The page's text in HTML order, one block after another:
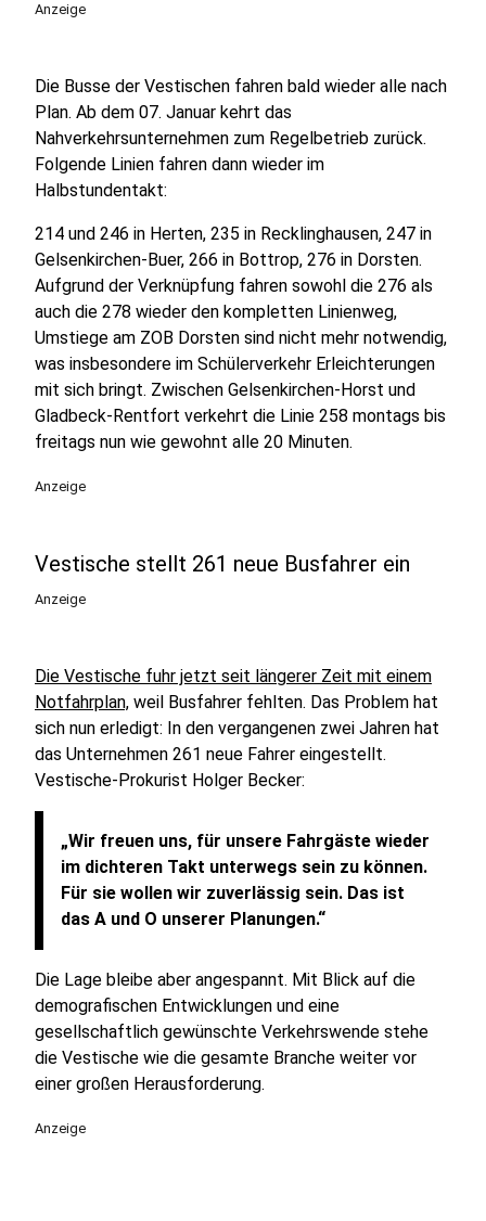
Anzeige
Die Busse der Vestischen fahren bald wieder alle nach
Plan. Ab dem 07. Januar kehrt das
Nahverkehrsunternehmen zum Regelbetrieb zurück.
Folgende Linien fahren dann wieder im
Halbstundentakt:
214 und 246 in Herten, 235 in Recklinghausen, 247 in
Gelsenkirchen-Buer, 266 in Bottrop, 276 in Dorsten.
Aufgrund der Verknüpfung fahren sowohl die 276 als
auch die 278 wieder den kompletten Linienweg,
Umstiege am ZOB Dorsten sind nicht mehr notwendig,
was insbesondere im Schülerverkehr Erleichterungen
mit sich bringt. Zwischen Gelsenkirchen-Horst und
Gladbeck-Rentfort verkehrt die Linie 258 montags bis
freitags nun wie gewohnt alle 20 Minuten.
Anzeige
Vestische stellt 261 neue Busfahrer ein
Anzeige
Die Vestische fuhr jetzt seit längerer Zeit mit einem
Notfahrplan, weil Busfahrer fehlten. Das Problem hat
sich nun erledigt: In den vergangenen zwei Jahren hat
das Unternehmen 261 neue Fahrer eingestellt.
Vestische-Prokurist Holger Becker:
„Wir freuen uns, für unsere Fahrgäste wieder
im dichteren Takt unterwegs sein zu können.
Für sie wollen wir zuverlässig sein. Das ist
das A und O unserer Planungen.“
Die Lage bleibe aber angespannt. Mit Blick auf die
demografischen Entwicklungen und eine
gesellschaftlich gewünschte Verkehrswende stehe
die Vestische wie die gesamte Branche weiter vor
einer großen Herausforderung.
Anzeige